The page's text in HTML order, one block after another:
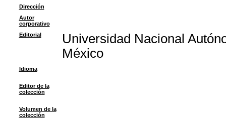
Dirección
Autor
corporativo
Editorial
Universidad Nacional
México
Idioma
Editor de la
colección
Volumen de la
colección